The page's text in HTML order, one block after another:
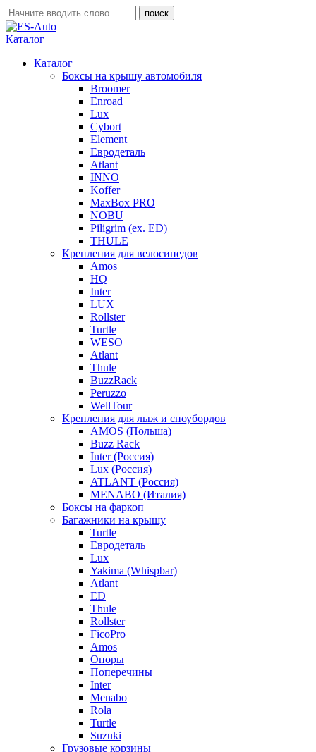
Каталог
Каталог
Боксы на крышу автомобиля
Broomer
Enroad
Lux
Cybort
Element
Евродеталь
Atlant
INNO
Koffer
MaxBox PRO
NOBU
Piligrim (ex. ED)
THULE
Крепления для велосипедов
Amos
HQ
Inter
LUX
Rollster
Turtle
WESO
Atlant
Thule
BuzzRack
Peruzzo
WellTour
Крепления для лыж и сноубордов
AMOS (Польша)
Buzz Rack
Inter (Россия)
Lux (Россия)
ATLANT (Россия)
MENABO (Италия)
Боксы на фаркоп
Багажники на крышу
Turtle
Евродеталь
Lux
Yakima (Whispbar)
Atlant
ED
Thule
Rollster
FicoPro
Amos
Опоры
Поперечины
Inter
Menabo
Rola
Turtle
Suzuki
Грузовые корзины